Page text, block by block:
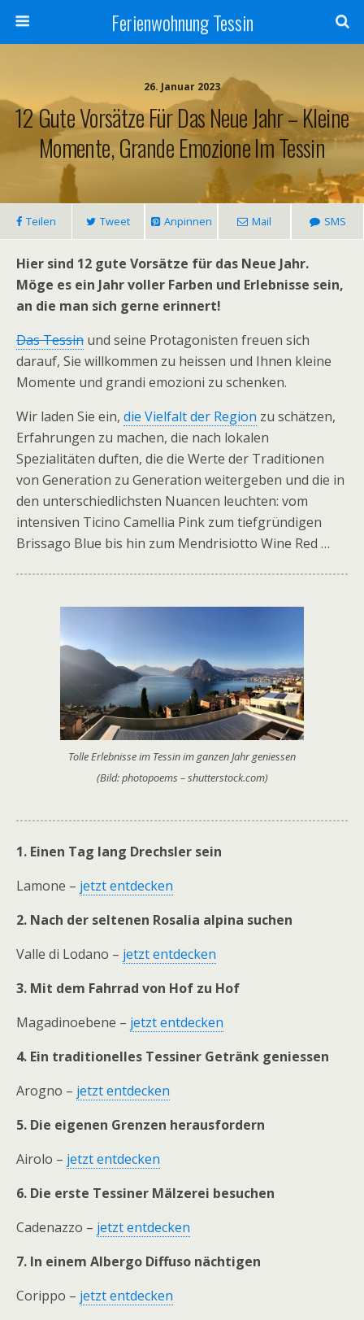
Ferienwohnung Tessin
26. Januar 2023
12 Gute Vorsätze Für Das Neue Jahr – Kleine
Momente, Grande Emozione Im Tessin
Teilen Tweet Anpinnen Mail SMS
Hier sind 12 gute Vorsätze für das Neue Jahr.
Möge es ein Jahr voller Farben und Erlebnisse sein,
an die man sich gerne erinnert!
Das Tessin und seine Protagonisten freuen sich
darauf, Sie willkommen zu heissen und Ihnen kleine
Momente und grandi emozioni zu schenken.
Wir laden Sie ein, die Vielfalt der Region zu schätzen,
Erfahrungen zu machen, die nach lokalen
Spezialitäten duften, die die Werte der Traditionen
von Generation zu Generation weitergeben und die in
den unterschiedlichsten Nuancen leuchten: vom
intensiven Ticino Camellia Pink zum tiefgründigen
Brissago Blue bis hin zum Mendrisiotto Wine Red …
Tolle Erlebnisse im Tessin im ganzen Jahr geniessen
(Bild: photopoems – shutterstock.com)
1. Einen Tag lang Drechsler sein
Lamone – jetzt entdecken
2. Nach der seltenen Rosalia alpina suchen
Valle di Lodano – jetzt entdecken
3. Mit dem Fahrrad von Hof zu Hof
Magadinoebene – jetzt entdecken
4. Ein traditionelles Tessiner Getränk geniessen
Arogno – jetzt entdecken
5. Die eigenen Grenzen herausfordern
Airolo – jetzt entdecken
6. Die erste Tessiner Mälzerei besuchen
Cadenazzo – jetzt entdecken
7. In einem Albergo Diffuso nächtigen
Corippo – jetzt entdecken